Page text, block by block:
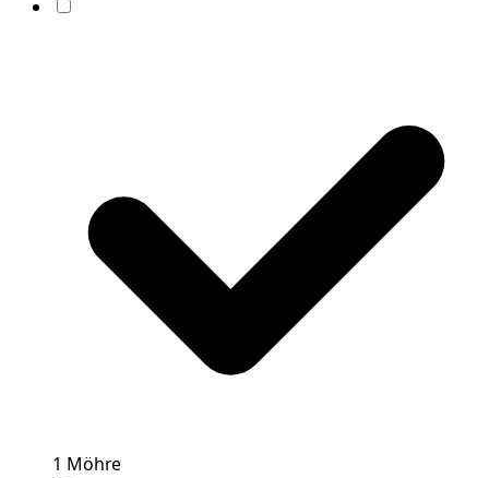
1 Möhre